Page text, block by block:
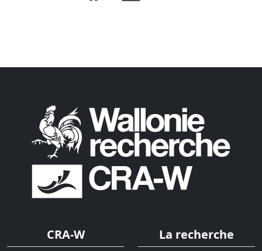
CRA-W La recherche